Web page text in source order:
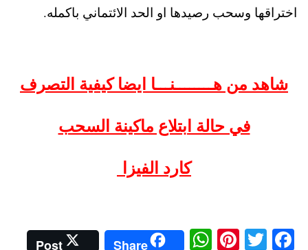
اختراقها وسحب رصيدها او الحد الائتماني باكمله.
شاهد من هــــــــنـــا ايضا كيفية التصرف
في حالة ابتلاع ماكينة السحب
كارد الفيزا
Fa
T
Pi
W
Share
Post